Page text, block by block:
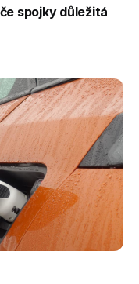
spojky důležitá